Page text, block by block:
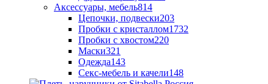
Аксессуары, мебель814
Цепочки, подвески203
Пробки с кристаллом1732
Пробки с хвостом220
Маски321
Одежда143
Секс-мебель и качели148